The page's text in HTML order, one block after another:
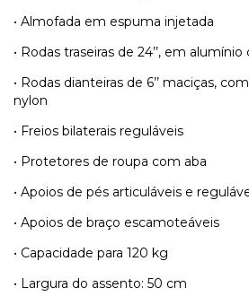
• Almofada em espuma injetada
• Rodas traseiras de 24’’, em
• Rodas dianteiras de 6’’ maciças,
nylon
• Freios bilaterais reguláveis
• Protetores de roupa com aba
• Apoios de pés articuláveis e
• Apoios de braço escamoteáveis
• Capacidade para 120 kg
• Largura do assento: 50 cm